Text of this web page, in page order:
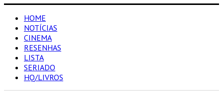
HOME
NOTÍCIAS
CINEMA
RESENHAS
LISTA
SERIADO
HQ/LIVROS